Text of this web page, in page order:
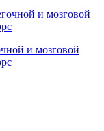
и мозговой